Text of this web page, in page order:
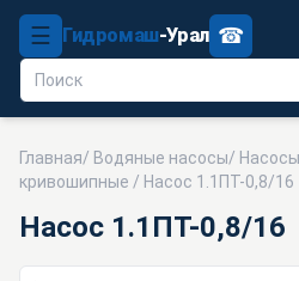
☰ Гидромаш-Урал ☎
Главная/ Водяные насосы/
кривошипные / Насос 1.1ПТ-0,8/16
Насос 1.1ПТ-0,8/16